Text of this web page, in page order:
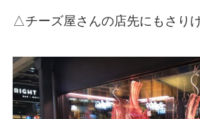
△チーズ屋さんの店先にもさり